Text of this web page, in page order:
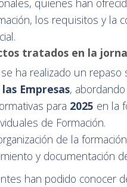
quienes han
los requisitos y la
tratados en la
ha realizado un repaso
Empresas,
para 2025 en la
de Formación.
de la
y documentación
han podido conocer